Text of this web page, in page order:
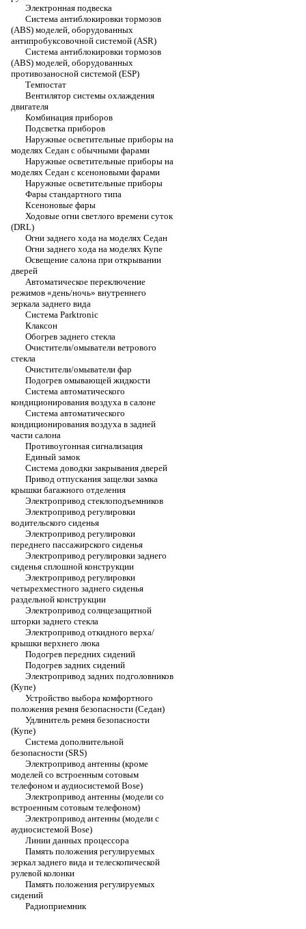
Электронная подвеска
Система антиблокировки тормозов
(ABS) моделей, оборудованных
антипробуксовочной системой (ASR)
Система антиблокировки тормозов
(ABS) моделей, оборудованных
противозаносной системой (ESP)
Темпостат
Вентилятор системы охлаждения
двигателя
Комбинация приборов
Подсветка приборов
Наружные осветительные приборы на
моделях Седан с обычными фарами
Наружные осветительные приборы на
моделях Седан с ксеноновыми фарами
Наружные осветительные приборы
Фары стандартного типа
Ксеноновые фары
Ходовые огни светлого времени суток
(DRL)
Огни заднего хода на моделях Седан
Огни заднего хода на моделях Купе
Освещение салона при открывании
дверей
Автоматическое переключение
режимов «день/ночь» внутреннего
зеркала заднего вида
Система Parktronic
Клаксон
Обогрев заднего стекла
Очистители/омыватели ветрового
стекла
Очистители/омыватели фар
Подогрев омывающей жидкости
Система автоматического
кондиционирования воздуха в салоне
Система автоматического
кондиционирования воздуха в задней
части салона
Противоугонная сигнализация
Единый замок
Система доводки закрывания дверей
Привод отпускания защелки замка
крышки багажного отделения
Электропривод стеклоподъемников
Электропривод регулировки
водительского сиденья
Электропривод регулировки
переднего пассажирского сиденья
Электропривод регулировки заднего
сиденья сплошной конструкции
Электропривод регулировки
четырехместного заднего сиденья
раздельной конструкции
Электропривод солнцезащитной
шторки заднего стекла
Электропривод откидного верха/
крышки верхнего люка
Подогрев передних сидений
Подогрев задних сидений
Электропривод задних подголовников
(Купе)
Устройство выбора комфортного
положения ремня безопасности (Седан)
Удлинитель ремня безопасности
(Купе)
Система дополнительной
безопасности (SRS)
Электропривод антенны (кроме
моделей со встроенным сотовым
телефоном и аудиосистемой Bose)
Электропривод антенны (модели со
встроенным сотовым телефоном)
Электропривод антенны (модели с
аудиосистемой Bose)
Линии данных процессора
Память положения регулируемых
зеркал заднего вида и телескопической
рулевой колонки
Память положения регулируемых
сидений
Радиоприемник